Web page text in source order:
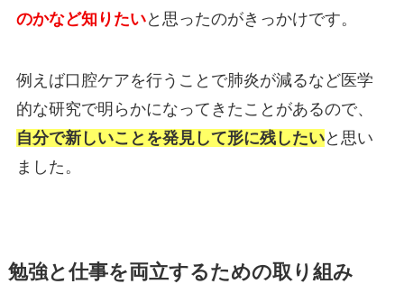
のかなど知りたいと思ったのがきっかけです。
例えば口腔ケアを行うことで肺炎が減るなど医学
的な研究で明らかになってきたことがあるので、
自分で新しいことを発見して形に残したいと思い
ました。
勉強と仕事を両立するための取り組み